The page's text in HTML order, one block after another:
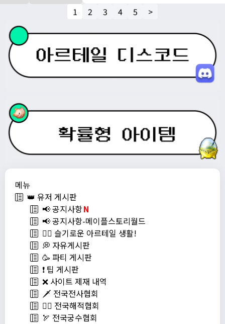
메뉴
👑 유저 게시판
📢 공지사항N
📢 공지사항-메이플스토리월드
💁‍♂ 슬기로운 아르테일 생활!
💭 자유게시판
🥳 파티 게시판
❗️ 팁 게시판
❌ 사이트 제재 내역
🗡️ 전국전사협회
🏴‍☠️ 전국해적협회
🏹 전국궁수협회
1 2 3 4 5 >